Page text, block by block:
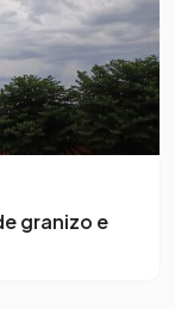
granizo e